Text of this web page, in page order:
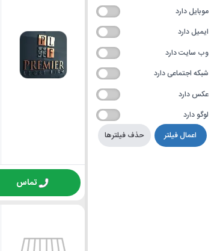
موبایل دارد
ایمیل دارد
وب سایت دارد
شبکه اجتماعی دارد
عکس دارد
لوگو دارد
حذف فیلترها
اعمال فیلتر
تماس